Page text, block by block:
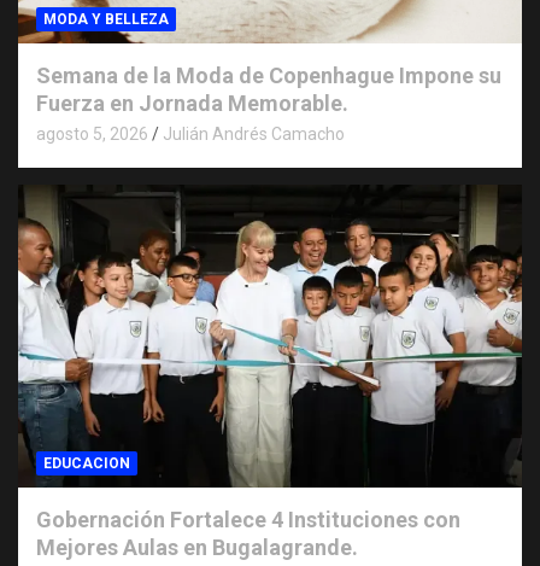
MODA Y BELLEZA
Semana de la Moda de Copenhague Impone su
Fuerza en Jornada Memorable.
agosto 5, 2026 Julián Andrés Camacho
EDUCACION
Gobernación Fortalece 4 Instituciones con
Mejores Aulas en Bugalagrande.